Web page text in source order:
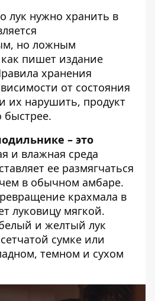
лук нужно хранить в
но ложным
пишет издание
хранения
от состояния
их нарушить, продукт
быстрее.
– это
и влажная среда
ее размягчаться
в обычном амбаре.
крахмала в
луковицу мягкой.
и желтый лук
​​сумке или
темном и сухом